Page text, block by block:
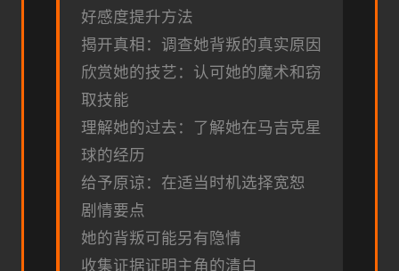
好感度提升方法
揭开真相：调查她背叛的真实原因
欣赏她的技艺：认可她的魔术和窃
取技能
理解她的过去：了解她在马吉克星
球的经历
给予原谅：在适当时机选择宽恕
剧情要点
她的背叛可能另有隐情
收集证据证明主角的清白